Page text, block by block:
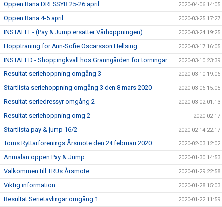
Öppen Bana DRESSYR 25-26 april 2020-04-06 14:05
Öppen Bana 4-5 april 2020-03-25 17:27
INSTÄLLT - (Pay & Jump ersätter Vårhoppningen) 2020-03-24 19:25
Hoppträning för Ann-Sofie Oscarsson Hellsing 2020-03-17 16:05
INSTÄLLD - Shoppingkväll hos Granngården för torningar 2020-03-10 23:39
Resultat seriehoppning omgång 3 2020-03-10 19:06
Startlista seriehoppning omgång 3 den 8 mars 2020 2020-03-06 15:05
Resultat seriedressyr omgång 2 2020-03-02 01:13
Resultat seriehoppning omg 2 2020-02-17
Startlista pay & jump 16/2 2020-02-14 22:17
Torns Ryttarförenings Årsmöte den 24 februari 2020 2020-02-03 12:02
Anmälan öppen Pay & Jump 2020-01-30 14:53
Välkommen till TRUs Årsmöte 2020-01-29 22:58
Viktig information 2020-01-28 15:03
Resultat Serietävlingar omgång 1 2020-01-22 11:59